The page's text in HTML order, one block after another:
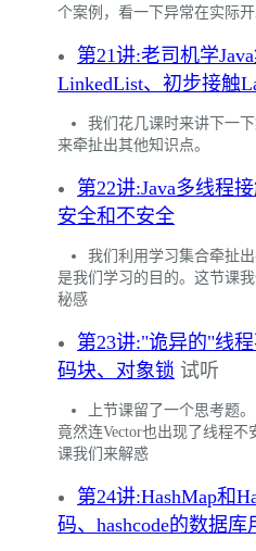
个案例，看一下异常在实际
第21讲:老司机学
LinkedList、初步接触
我们花几课时来讲下一
来牵扯出其他知识点。
第22讲:Java多线程
安全和不安全
我们利用学习集合牵扯
是我们学习的目的。这节课
秘感
第23讲:"诡异的"线
码块、对象锁 试听
上节课留了一个思考题
竟然连Vector也出现了线程
课我们来解惑
第24讲:HashMap和
码、hashcode的数据库